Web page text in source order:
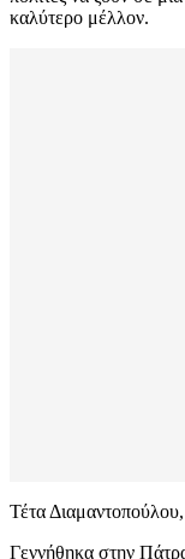
καλύτερο μέλλον.
Τέτα
Γεννήθηκα στην